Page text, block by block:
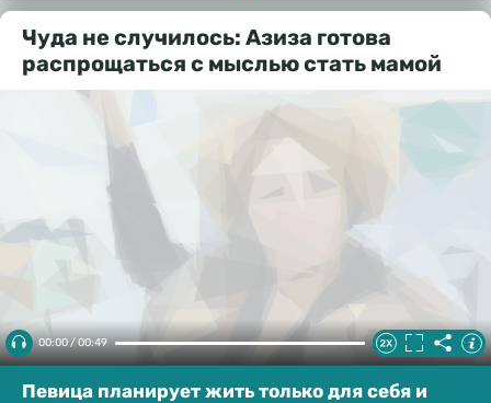
Чуда не случилось: Азиза готова
распрощаться с мыслью стать мамой
00:00 / 00:49
Певица планирует жить только для себя и